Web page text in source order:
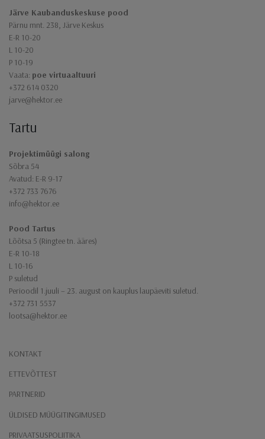
Järve Kaubanduskeskuse pood
Pärnu mnt. 238, Järve Keskus
E-R 10-20
L 10-20
P 10-19
Vaata: poe virtuaaltuuri
+372 614 0320
jarve@hektor.ee
Tartu
Projektimüügi salong
Sõbra 54
Avatud: E-R 9-17
+372 733 7676
info@hektor.ee
Pood Tartus
Lõõtsa 5 (Ringtee tn. ääres)
E-R 10-18
L 10-16
P suletud
Perioodil 1.juuli – 23. august on kauplus laupäeviti suletud.
+372 731 5537
lootsa@hektor.ee
KONTAKT
ETTEVÕTTEST
PARTNERID
ÜLDISED MÜÜGITINGIMUSED
PRIVAATSUSPOLIITIKA